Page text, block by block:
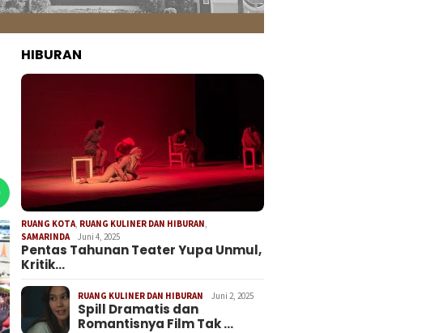
HIBURAN
RUANG KOTA RUANG KULINER DAN HIBURAN
SAMARINDA
Juni 4, 2025
Pentas Tahunan Teater Yupa Unmul,
Kritik…
RUANG KULINER DAN HIBURAN Juni 2, 2025
Spill Dramatis dan
Romantisnya Film Tak …